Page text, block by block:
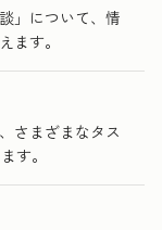
」について、情
ます。
さまざまなタス
す。